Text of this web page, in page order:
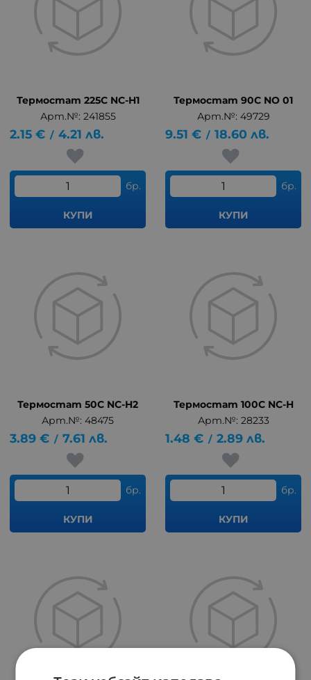
Термостат 225C NC-H1
Арт.№: 241855
2.15 € / 4.21 лв.
бр.
КУПИ
Термостат 90C NO 01
Арт.№: 49729
9.51 € / 18.60 лв.
бр.
КУПИ
Термостат 50C NC-H2
Арт.№: 48475
3.89 € / 7.61 лв.
бр.
КУПИ
Термостат 100C NC-H
Арт.№: 28233
1.48 € / 2.89 лв.
бр.
КУПИ